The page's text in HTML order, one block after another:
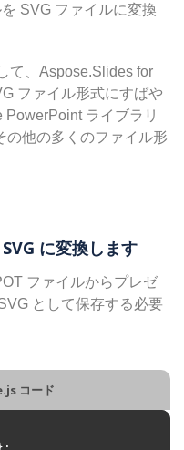
SVG ファイルに変換
て、Aspose.Slides for
ファイル形式にすばや
PowerPoint ライブラリ
の他の多くのファイル形
に変換します
ファイルからプレゼ
として保存する必要
コード